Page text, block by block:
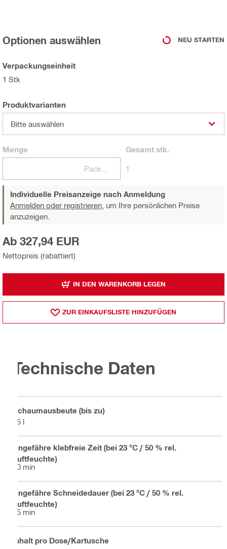
Optionen auswählen NEU STARTEN
Verpackungseinheit
1 Stk
Produktvarianten
Bitte auswählen
Menge Gesamtstk.
1
Individuelle Preisanzeige nach Anmeldung
Anmelden oder registrieren, um Ihre persönlichen Preise
anzuzeigen.
Nettopreis (rabattiert)
Ab 327,94 EUR
IN DEN WARENKORB LEGEN
ZUR EINKAUFSLISTE HINZUFÜGEN
Technische Daten
Schaumausbeute (bis zu)
65 l
Ungefähre klebfreie Zeit (bei 23 °C / 50 % rel.
Luftfeuchte)
10 min
Ungefähre Schneidedauer (bei 23 °C / 50 % rel.
Luftfeuchte)
25 min
Inhalt pro Dose/Kartusche